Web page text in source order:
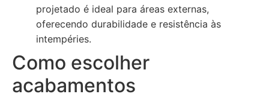
projetado é ideal para áreas externas,
oferecendo durabilidade e resistência às
intempéries.
Como escolher
acabamentos